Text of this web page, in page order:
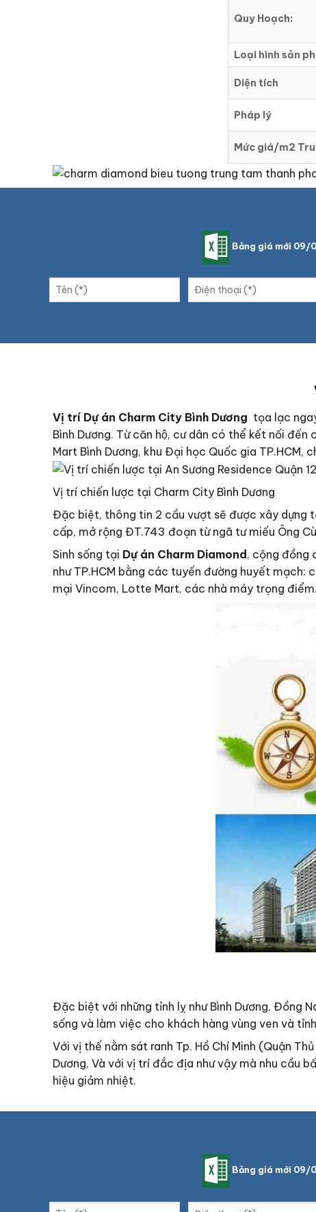
Quy Hoạch:
Loại hình sản
Diện tích
Pháp lý
Mức giá/m2
Bảng giá mới 09/
Vị trí Dự án Charm City Bình Dương tọa lạc
Bình Dương. Từ căn hộ, cư dân có thể kết nối đến
Mart Bình Dương, khu Đại học Quốc gia TP.HCM,
Vị trí chiến lược tại Charm City Bình Dương
Đặc biệt, thông tin 2 cầu vượt sẽ được xây dựng
cấp, mở rộng ĐT.743 đoạn từ ngã tư miếu Ông
Sinh sống tại Dự án Charm Diamond , cộng đồng
như TP.HCM bằng các tuyến đường huyết mạch:
mại Vincom, Lotte Mart, các nhà máy trọng
Đặc biệt với những tỉnh lỵ như Bình Dương, Đồng
sống và làm việc cho khách hàng vùng ven và
Với vị thế nằm sát ranh Tp. Hồ Chí Minh (Quận
Dương, Và với vị trí đắc địa như vậy mà nhu cầu
hiệu giảm nhiệt.
Bảng giá mới 09/